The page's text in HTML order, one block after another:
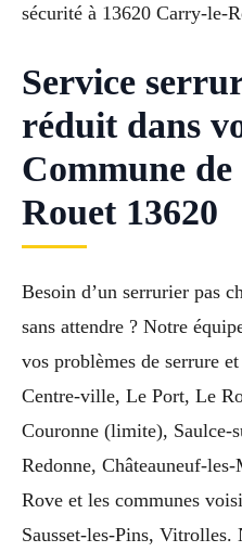
sécurité à 13620 Carry-le-
Service
réduit dans
Commune
Rouet 13620
Besoin d’un serrurier pas
sans attendre ? Notre
vos problèmes de serrure
Centre-ville, Le Port, Le
Couronne (limite), Saulce-
Redonne, Châteauneuf-
Rove et les communes
Sausset-les-Pins, Vitrolles.